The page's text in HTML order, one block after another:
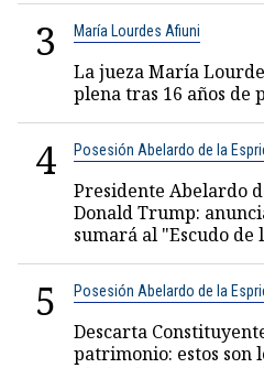
3 María Lourdes Afiuni
La jueza María
plena tras 16 años de
4 Posesión Abelardo de la
Presidente Abelardo
Donald Trump:
sumará al "Escudo de
5 Posesión Abelardo de la
Descarta
patrimonio: estos son